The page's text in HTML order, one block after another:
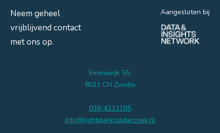
Neem geheel
vrijblijvend contact
met ons op.
Aangesloten bij
Emmawijk 55,
8011 CN Zwolle
038-4212185
info@rightmarktonderzoek.nl